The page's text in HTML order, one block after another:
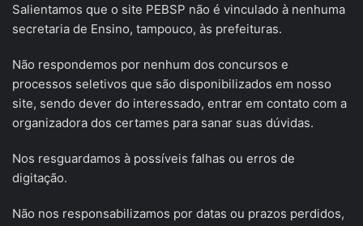
Salientamos que o site PEBSP não é vinculado à nenhuma
secretaria de Ensino, tampouco, às prefeituras.
Não respondemos por nenhum dos concursos e
processos seletivos que são disponibilizados em nosso
site, sendo dever do interessado, entrar em contato com a
organizadora dos certames para sanar suas dúvidas.
Nos resguardamos à possíveis falhas ou erros de
digitação.
Não nos responsabilizamos por datas ou prazos perdidos,